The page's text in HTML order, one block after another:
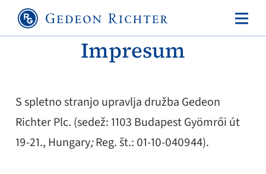
Impresum
S spletno stranjo upravlja družba Gedeon
Richter Plc. (sedež: 1103 Budapest Gyömrői út
19-21., Hungary;Reg. št.: 01-10-040944).